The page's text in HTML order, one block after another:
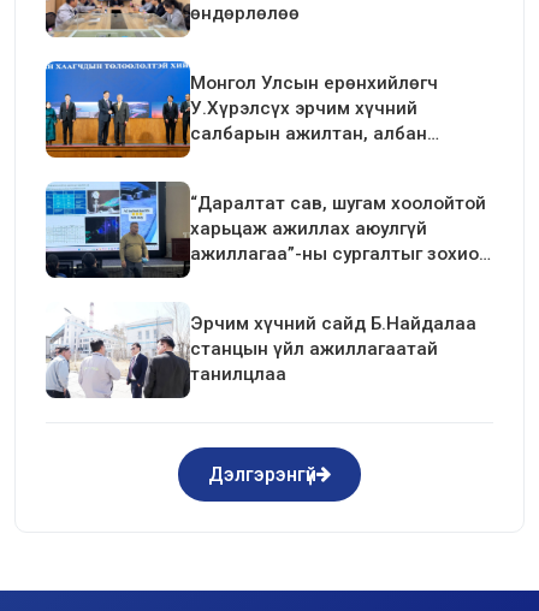
өндөрлөлөө
Монгол Улсын ерөнхийлөгч
У.Хүрэлсүх эрчим хүчний
салбарын ажилтан, албан
“Даралтат сав, шугам хоолойтой
харьцаж ажиллах аюулгүй
ажиллагаа”-ны сургалтыг зохион
Эрчим хүчний сайд Б.Найдалаа
станцын үйл ажиллагаатай
танилцлаа
Дэлгэрэнгүй